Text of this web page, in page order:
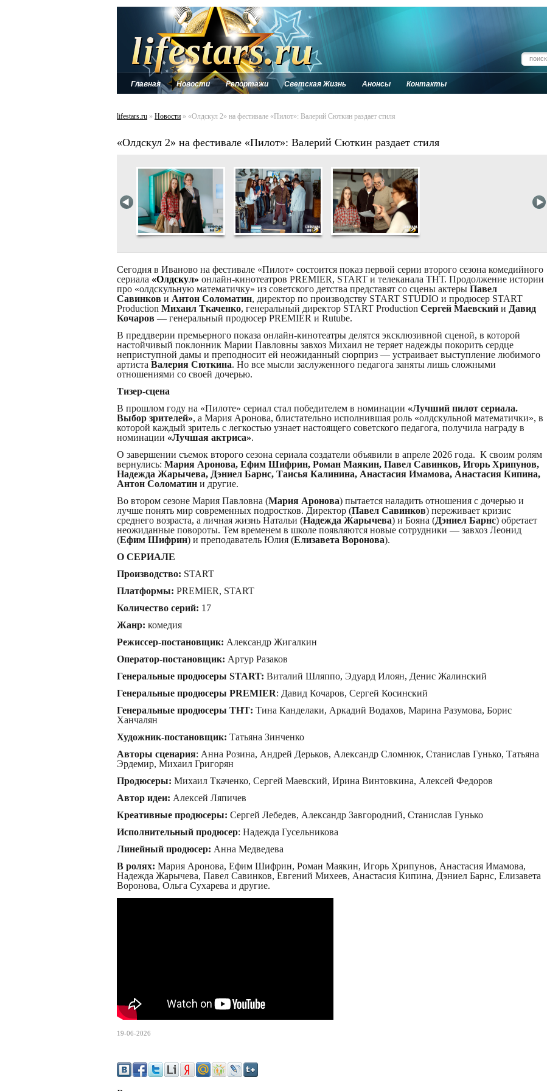
Главная Новости Репортажи Светская Жизнь Анонсы Контакты
lifestars.ru » Новости » «Олдскул 2» на фестивале «Пилот»: Валерий Сюткин раздает стиля
«Олдскул 2» на фестивале «Пилот»: Валерий Сюткин раздает стиля
Сегодня в Иваново на фестивале «Пилот» состоится показ первой серии второго сезона комедийного
сериала «Олдскул» онлайн-кинотеатров PREMIER, START и телеканала ТНТ. Продолжение истории
про «олдскульную математичку» из советского детства представят со сцены актеры Павел
Савинков и Антон Соломатин, директор по производству START STUDIO и продюсер START
Production Михаил Ткаченко, генеральный директор START Production Сергей Маевский и Давид
Кочаров — генеральный продюсер PREMIER и Rutube.
В преддверии премьерного показа онлайн-кинотеатры делятся эксклюзивной сценой, в которой
настойчивый поклонник Марии Павловны завхоз Михаил не теряет надежды покорить сердце
неприступной дамы и преподносит ей неожиданный сюрприз — устраивает выступление любимого
артиста Валерия Сюткина. Но все мысли заслуженного педагога заняты лишь сложными
отношениями со своей дочерью.
Тизер-сцена
В прошлом году на «Пилоте» сериал стал победителем в номинации «Лучший пилот сериала.
Выбор зрителей», а Мария Аронова, блистательно исполнившая роль «олдскульной математички», в
которой каждый зритель с легкостью узнает настоящего советского педагога, получила награду в
номинации «Лучшая актриса».
О завершении съемок второго сезона сериала создатели объявили в апреле 2026 года. К своим ролям
вернулись: Мария Аронова, Ефим Шифрин, Роман Маякин, Павел Савинков, Игорь Хрипунов,
Надежда Жарычева, Дэниел Барнс, Таисья Калинина, Анастасия Имамова, Анастасия Кипина,
Антон Соломатин и другие.
Во втором сезоне Мария Павловна (Мария Аронова) пытается наладить отношения с дочерью и
лучше понять мир современных подростков. Директор (Павел Савинков) переживает кризис
среднего возраста, а личная жизнь Натальи (Надежда Жарычева) и Бояна (Дэниел Барнс) обретает
неожиданные повороты. Тем временем в школе появляются новые сотрудники — завхоз Леонид
(Ефим Шифрин) и преподаватель Юлия (Елизавета Воронова).
О СЕРИАЛЕ
Производство: START
Платформы: PREMIER, START
Количество серий: 17
Жанр: комедия
Режиссер-постановщик: Александр Жигалкин
Оператор-постановщик: Артур Разаков
Генеральные продюсеры START: Виталий Шляппо, Эдуард Илоян, Денис Жалинский
Генеральные продюсеры PREMIER: Давид Кочаров, Сергей Косинский
Генеральные продюсеры ТНТ: Тина Канделаки, Аркадий Водахов, Марина Разумова, Борис
Ханчалян
Художник-постановщик: Татьяна Зинченко
Авторы сценария: Анна Розина, Андрей Дерьков, Александр Сломнюк, Станислав Гунько, Татьяна
Эрдемир, Михаил Григорян
Продюсеры: Михаил Ткаченко, Сергей Маевский, Ирина Винтовкина, Алексей Федоров
Автор идеи: Алексей Ляпичев
Креативные продюсеры: Сергей Лебедев, Александр Завгородний, Станислав Гунько
Исполнительный продюсер: Надежда Гусельникова
Линейный продюсер: Анна Медведева
В ролях: Мария Аронова, Ефим Шифрин, Роман Маякин, Игорь Хрипунов, Анастасия Имамова,
Надежда Жарычева, Павел Савинков, Евгений Михеев, Анастасия Кипина, Дэниел Барнс, Елизавета
Воронова, Ольга Сухарева и другие.
19-06-2026